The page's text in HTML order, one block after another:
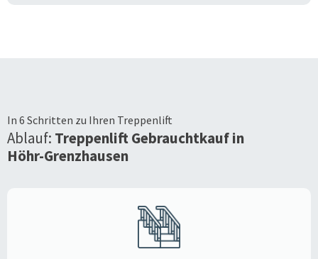
In 6 Schritten zu Ihren Treppenlift
Ablauf: Treppenlift Gebrauchtkauf in
Höhr-Grenzhausen